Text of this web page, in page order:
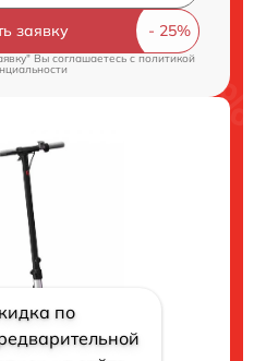
заявку
Вы соглашаетесь cполитикой
по